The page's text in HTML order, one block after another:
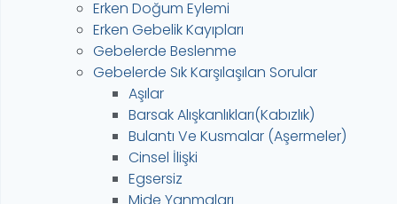
Erken Doğum Eylemi
Erken Gebelik Kayıpları
Gebelerde Beslenme
Gebelerde Sık Karşılaşılan Sorular
Aşılar
Barsak Alışkanlıkları(Kabızlık)
Bulantı Ve Kusmalar (Aşermeler)
Cinsel İlişki
Egsersiz